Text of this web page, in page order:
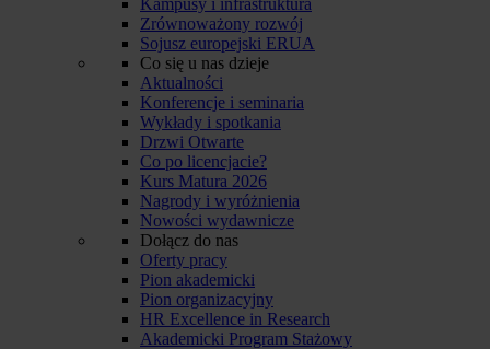
Zrównoważony rozwój
Sojusz europejski ERUA
Co się u nas dzieje
Aktualności
Konferencje i seminaria
Wykłady i spotkania
Drzwi Otwarte
Co po licencjacie?
Kurs Matura 2026
Nagrody i wyróżnienia
Nowości wydawnicze
Dołącz do nas
Oferty pracy
Pion akademicki
Pion organizacyjny
HR Excellence in Research
Akademicki Program Stażowy